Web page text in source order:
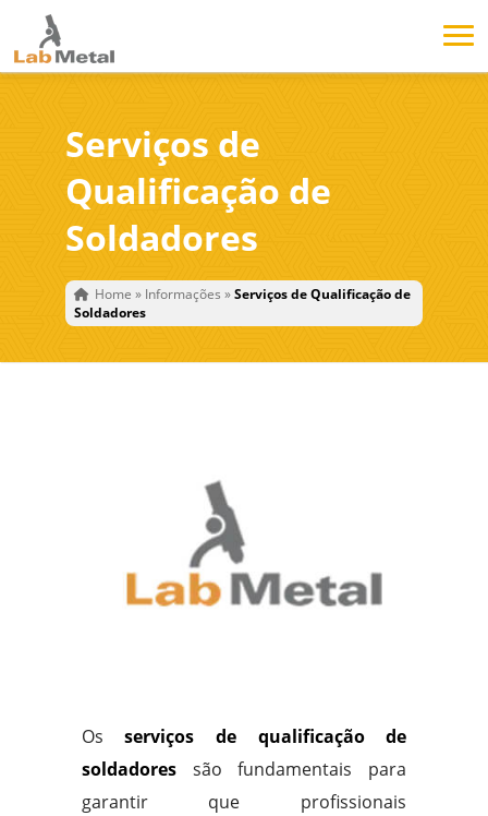
Serviços de
Qualificação de
Soldadores
Home » Informações »Serviços de Qualificação de
Soldadores
Osserviços de qualificação de
soldadoressão fundamentais para
garantir que profissionais